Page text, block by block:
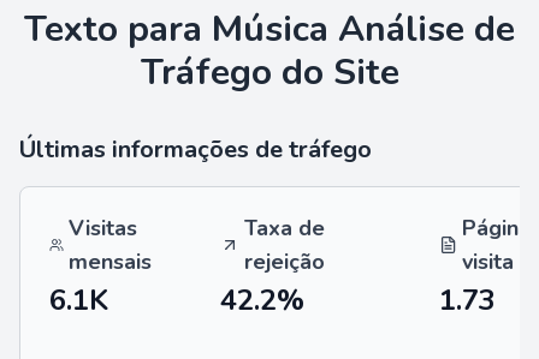
Texto para Música Análise de
Tráfego do Site
Últimas informações de tráfego
Visitas
mensais
Taxa de
rejeição
visita
6.1K 42.2% 1.73